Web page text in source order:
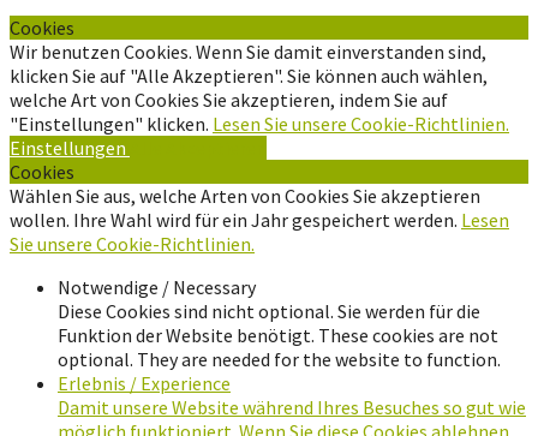
Cookies
Wir benutzen Cookies. Wenn Sie damit einverstanden sind,
klicken Sie auf "Alle Akzeptieren". Sie können auch wählen,
welche Art von Cookies Sie akzeptieren, indem Sie auf
"Einstellungen" klicken. Lesen Sie unsere Cookie-Richtlinien.
Einstellungen
Cookies
Wählen Sie aus, welche Arten von Cookies Sie akzeptieren
wollen. Ihre Wahl wird für ein Jahr gespeichert werden. Lesen
Sie unsere Cookie-Richtlinien.
Notwendige / Necessary
Diese Cookies sind nicht optional. Sie werden für die
Funktion der Website benötigt. These cookies are not
optional. They are needed for the website to function.
Erlebnis / Experience
Damit unsere Website während Ihres Besuches so gut wie
möglich funktioniert. Wenn Sie diese Cookies ablehnen,